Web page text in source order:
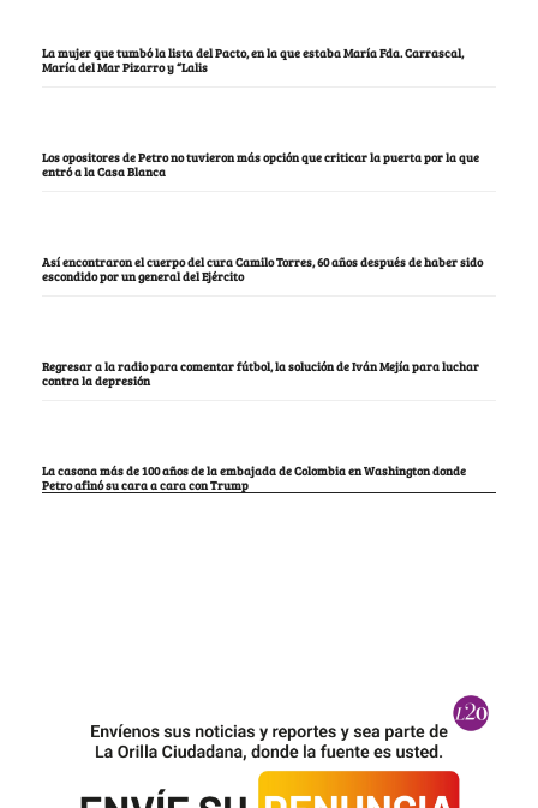
La mujer que tumbó la lista del Pacto, en la que estaba María Fda. Carrascal,
María del Mar Pizarro y “Lalis
Los opositores de Petro no tuvieron más opción que criticar la puerta por la que
entró a la Casa Blanca
Así encontraron el cuerpo del cura Camilo Torres, 60 años después de haber sido
escondido por un general del Ejército
Regresar a la radio para comentar fútbol, la solución de Iván Mejía para luchar
contra la depresión
La casona más de 100 años de la embajada de Colombia en Washington donde
Petro afinó su cara a cara con Trump